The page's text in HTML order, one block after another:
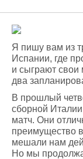
Я пишу вам из
Испании, где
и сыграют свои
два
В прошлый
сборной
матч. Они
преимущество
мешали нам
Но мы